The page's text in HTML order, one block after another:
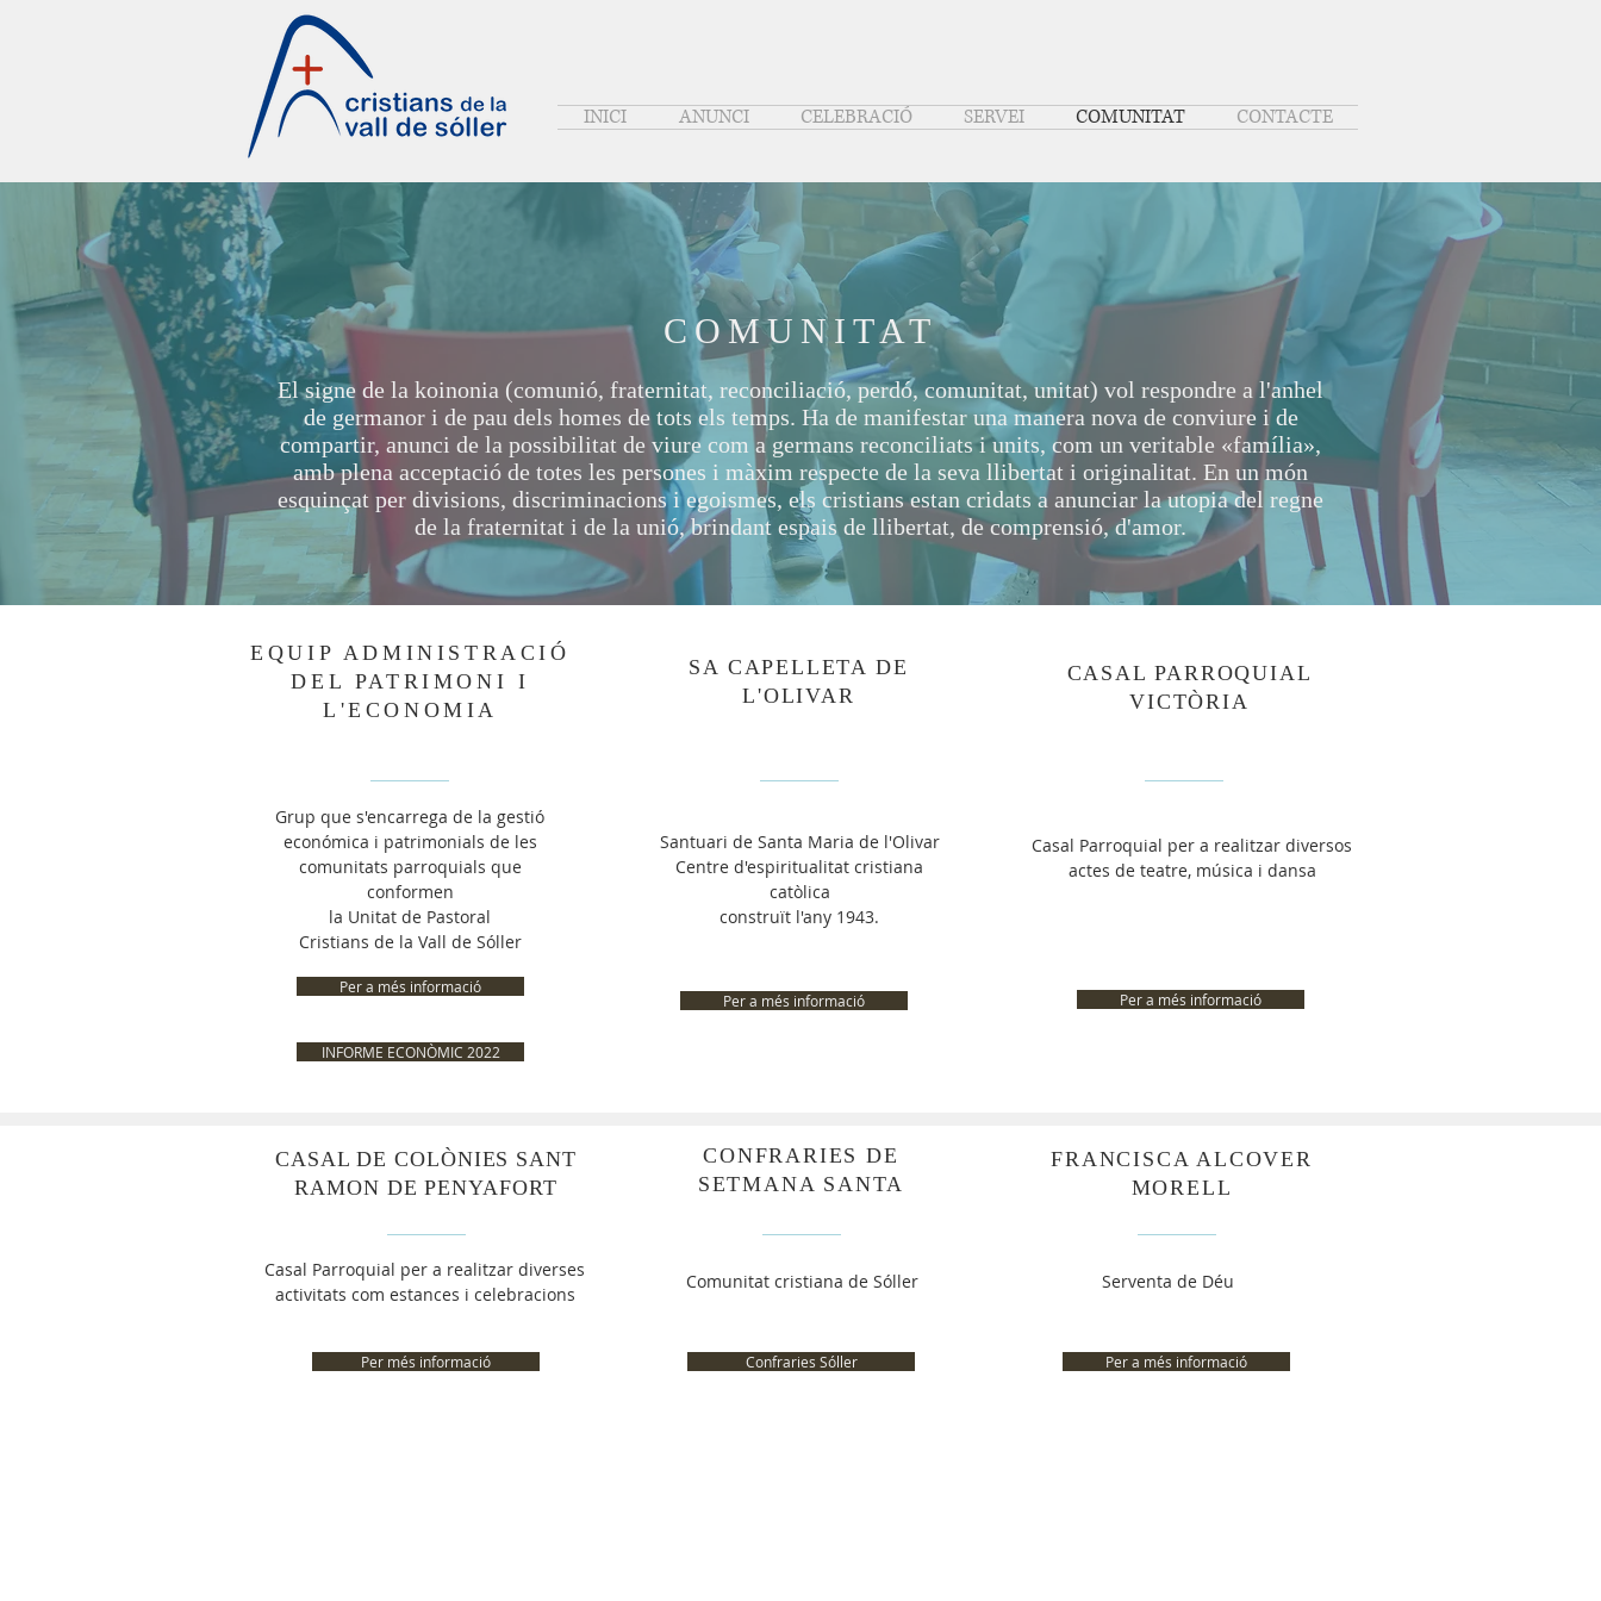
INICI ANUNCI CELEBRACIÓ SERVEI COMUNITAT CONTACTE
COMUNITAT
El signe de la koinonia (comunió, fraternitat, reconciliació, perdó, comunitat, unitat) vol respondre a l'anhel
de germanor i de pau dels homes de tots els temps. Ha de manifestar una manera nova de conviure i de
compartir, anunci de la possibilitat de viure com a germans reconciliats i units, com un veritable «família»,
amb plena acceptació de totes les persones i màxim respecte de la seva llibertat i originalitat. En un món
esquinçat per divisions, discriminacions i egoismes, els cristians estan cridats a anunciar la utopia del regne
de la fraternitat i de la unió, brindant espais de llibertat, de comprensió, d'amor.
EQUIP ADMINISTRACIÓ
DEL PATRIMONI I
L'ECONOMIA
Grup que s'encarrega de la gestió
económica i patrimonials de les
comunitats parroquials que
conformen
la Unitat de Pastoral
Cristians de la Vall de Sóller
Per a més informació
SA CAPELLETA DE
L'OLIVAR
Santuari de Santa Maria de l'Olivar
Centre d'espiritualitat cristiana
catòlica
construït l'any 1943.
Per a més informació
CASAL PARROQUIAL
VICTÒRIA
Casal Parroquial per a realitzar diversos
actes de teatre, música i dansa
Per a més informació
INFORME ECONÒMIC 2022
CASAL DE COLÒNIES SANT
RAMON DE PENYAFORT
Casal Parroquial per a realitzar diverses
activitats com estances i celebracions
Per més informació
CONFRARIES DE
SETMANA SANTA
Comunitat cristiana de Sóller
Confraries Sóller
FRANCISCA ALCOVER
MORELL
Serventa de Déu
Per a més informació